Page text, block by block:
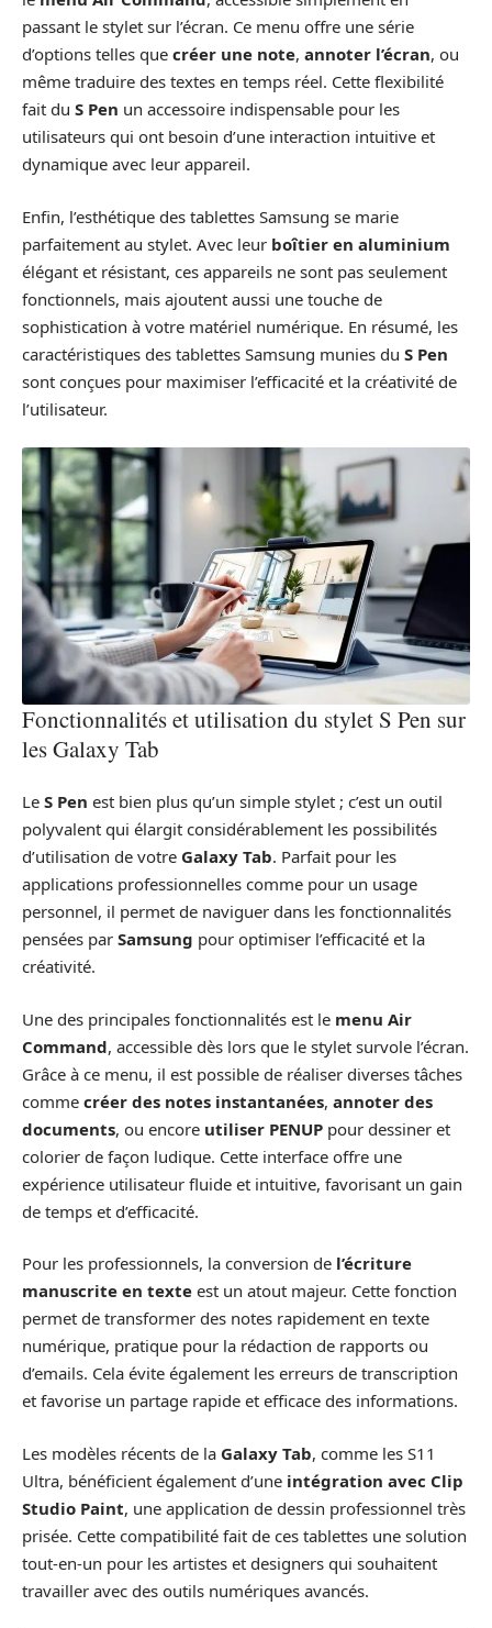
passant le stylet sur l’écran. Ce menu offre une série
d’options telles que créer une note, annoter l’écran, ou
même traduire des textes en temps réel. Cette flexibilité
fait du S Pen un accessoire indispensable pour les
utilisateurs qui ont besoin d’une interaction intuitive et
dynamique avec leur appareil.
Enfin, l’esthétique des tablettes Samsung se marie
parfaitement au stylet. Avec leur boîtier en aluminium
élégant et résistant, ces appareils ne sont pas seulement
fonctionnels, mais ajoutent aussi une touche de
sophistication à votre matériel numérique. En résumé, les
caractéristiques des tablettes Samsung munies du S Pen
sont conçues pour maximiser l’efficacité et la créativité de
l’utilisateur.
Fonctionnalités et utilisation du stylet S Pen sur
les Galaxy Tab
Le S Pen est bien plus qu’un simple stylet ; c’est un outil
polyvalent qui élargit considérablement les possibilités
d’utilisation de votre Galaxy Tab. Parfait pour les
applications professionnelles comme pour un usage
personnel, il permet de naviguer dans les fonctionnalités
pensées par Samsung pour optimiser l’efficacité et la
créativité.
Une des principales fonctionnalités est le menu Air
Command, accessible dès lors que le stylet survole l’écran.
Grâce à ce menu, il est possible de réaliser diverses tâches
comme créer des notes instantanées, annoter des
documents, ou encore utiliser PENUP pour dessiner et
colorier de façon ludique. Cette interface offre une
expérience utilisateur fluide et intuitive, favorisant un gain
de temps et d’efficacité.
Pour les professionnels, la conversion de l’écriture
manuscrite en texte est un atout majeur. Cette fonction
permet de transformer des notes rapidement en texte
numérique, pratique pour la rédaction de rapports ou
d’emails. Cela évite également les erreurs de transcription
et favorise un partage rapide et efficace des informations.
Les modèles récents de la Galaxy Tab, comme les S11
Ultra, bénéficient également d’une intégration avec Clip
Studio Paint, une application de dessin professionnel très
prisée. Cette compatibilité fait de ces tablettes une solution
tout-en-un pour les artistes et designers qui souhaitent
travailler avec des outils numériques avancés.